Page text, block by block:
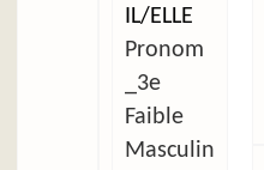
IL/ELLE
Pronom
_3e
Faible
Masculin